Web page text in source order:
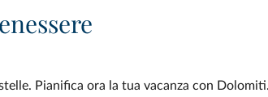
Pianifica ora la tua vacanza con